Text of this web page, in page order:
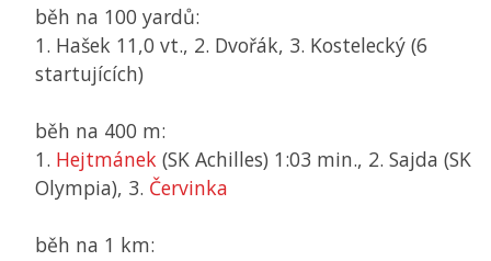
běh na 100 yardů:
1. Hašek 11,0 vt., 2. Dvořák, 3. Kostelecký (6
startujících)
běh na 400 m:
1. Hejtmánek (SK Achilles) 1:03 min., 2. Sajda (SK
Olympia), 3. Červinka
běh na 1 km: